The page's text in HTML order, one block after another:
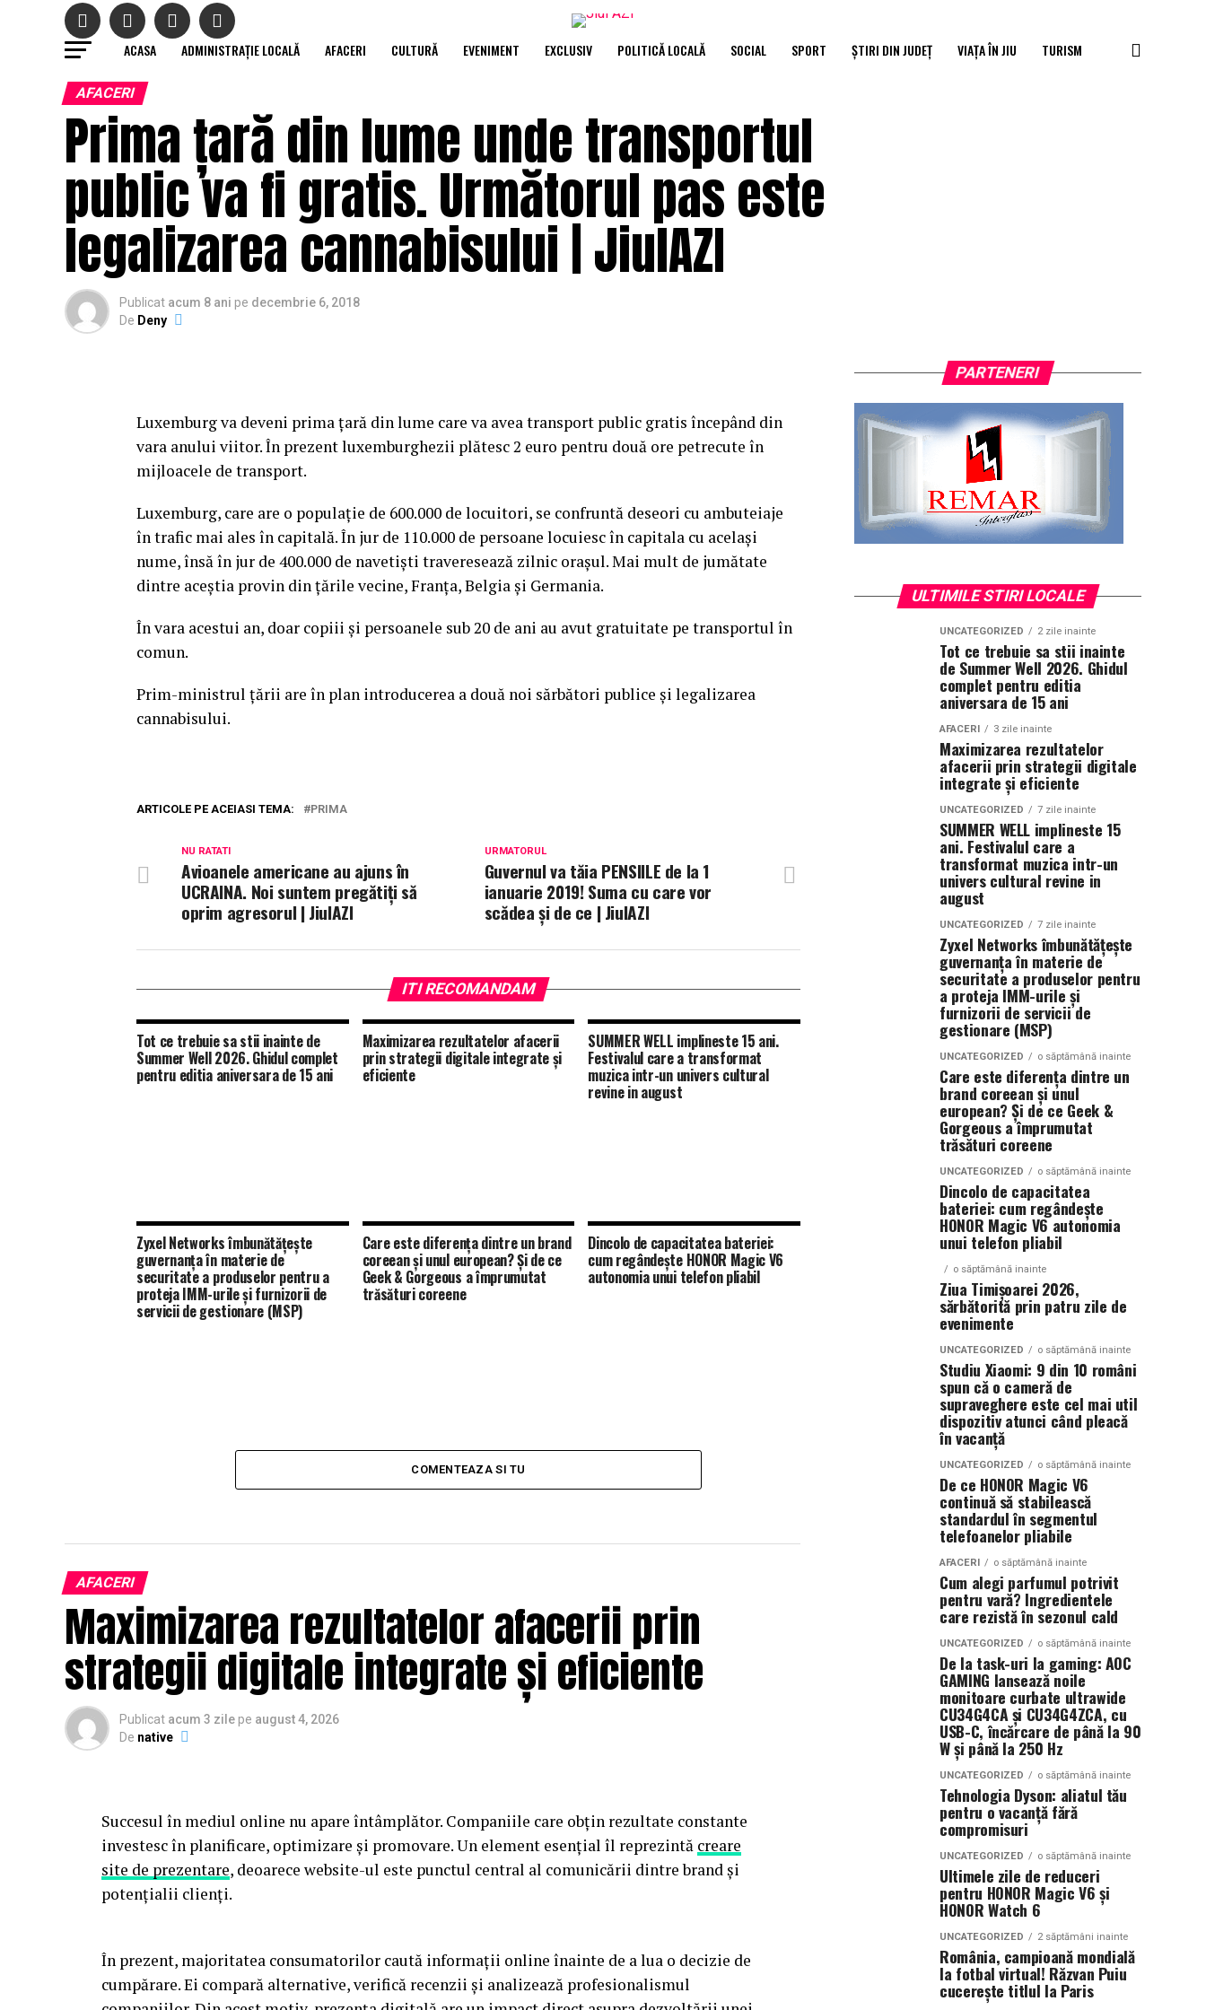
ACASA ADMINISTRAȚIE LOCALĂ AFACERI CULTURĂ EVENIMENT EXCLUSIV POLITICĂ LOCALĂ SOCIAL SPORT ȘTIRI DIN JUDEȚ VIAȚA ÎN JIU TURISM
AFACERI
Prima țară din lume unde transportul
public va fi gratis. Următorul pas este
legalizarea cannabisului | JiulAZI
Publicat acum 8 ani pe decembrie 6, 2018
De Deny
Luxemburg va deveni prima ţară din lume care va avea transport public gratis începând din
vara anului viitor. În prezent luxemburghezii plătesc 2 euro pentru două ore petrecute în
mijloacele de transport.
Luxemburg, care are o populaţie de 600.000 de locuitori, se confruntă deseori cu ambuteiaje
în trafic mai ales în capitală. În jur de 110.000 de persoane locuiesc în capitala cu acelaşi
nume, însă în jur de 400.000 de navetişti traveresează zilnic oraşul.Mai mult de jumătate
dintre aceştia provin din ţările vecine, Franţa, Belgia şi Germania.
În vara acestui an, doar copiii şi persoanele sub 20 de ani au avut gratuitate pe transportul în
comun.
Prim-ministrul ţării are în plan introducerea a două noi sărbători publice şi legalizarea
cannabisului.
ARTICOLE PE ACEIASI TEMA: PRIMA
URMATORUL
Guvernul va tăia PENSIILE de la 1
ianuarie 2019! Suma cu care vor
scădea și de ce | JiulAZI
NU RATATI
Avioanele americane au ajuns în
UCRAINA. Noi suntem pregătiţi să
oprim agresorul | JiulAZI
ITI RECOMANDAM
Tot ce trebuie sa stii inainte de
Summer Well 2026. Ghidul complet
pentru editia aniversara de 15 ani
Maximizarea rezultatelor afacerii
prin strategii digitale integrate și
eficiente
SUMMER WELL implineste 15 ani.
Festivalul care a transformat
muzica intr-un univers cultural
revine in august
Zyxel Networks îmbunătățește
guvernanța în materie de
securitate a produselor pentru a
proteja IMM-urile și furnizorii de
servicii de gestionare (MSP)
Care este diferența dintre un brand
coreean și unul european? Și de ce
Geek & Gorgeous a împrumutat
trăsături coreene
Dincolo de capacitatea bateriei:
cum regândește HONOR Magic V6
autonomia unui telefon pliabil
COMENTEAZA SI TU
AFACERI
Maximizarea rezultatelor afacerii prin
strategii digitale integrate și eficiente
Publicat acum 3 zile pe august 4, 2026
De native
Succesul în mediul online nu apare întâmplător. Companiile care obțin rezultate constante
investesc în planificare, optimizare și promovare. Un element esențial îl reprezintă creare
site de prezentare, deoarece website-ul este punctul central al comunicării dintre brand și
potențialii clienți.
În prezent, majoritatea consumatorilor caută informații online înainte de a lua o decizie de
cumpărare. Ei compară alternative, verifică recenzii și analizează profesionalismul
PARTENERI
ULTIMILE STIRI LOCALE
UNCATEGORIZED 2 zile inainte
Tot ce trebuie sa stii inainte
de Summer Well 2026. Ghidul
complet pentru editia
aniversara de 15 ani
AFACERI 3 zile inainte
Maximizarea rezultatelor
afacerii prin strategii digitale
integrate și eficiente
UNCATEGORIZED 7 zile inainte
SUMMER WELL implineste 15
ani. Festivalul care a
transformat muzica intr-un
univers cultural revine in
august
UNCATEGORIZED 7 zile inainte
Zyxel Networks îmbunătățește
guvernanța în materie de
securitate a produselor pentru
a proteja IMM-urile și
furnizorii de servicii de
gestionare (MSP)
UNCATEGORIZED o săptămână inainte
Care este diferența dintre un
brand coreean și unul
european? Și de ce Geek &
Gorgeous a împrumutat
trăsături coreene
UNCATEGORIZED o săptămână inainte
Dincolo de capacitatea
bateriei: cum regândește
HONOR Magic V6 autonomia
unui telefon pliabil
o săptămână inainte
Ziua Timișoarei 2026,
sărbătorită prin patru zile de
evenimente
UNCATEGORIZED o săptămână inainte
Studiu Xiaomi: 9 din 10 români
spun că o cameră de
supraveghere este cel mai util
dispozitiv atunci când pleacă
în vacanță
UNCATEGORIZED o săptămână inainte
De ce HONOR Magic V6
continuă să stabilească
standardul în segmentul
telefoanelor pliabile
AFACERI o săptămână inainte
Cum alegi parfumul potrivit
pentru vară? Ingredientele
care rezistă în sezonul cald
UNCATEGORIZED o săptămână inainte
De la task-uri la gaming: AOC
GAMING lansează noile
monitoare curbate ultrawide
CU34G4CA și CU34G4ZCA, cu
USB-C, încărcare de până la 90
W și până la 250 Hz
UNCATEGORIZED o săptămână inainte
Tehnologia Dyson: aliatul tău
pentru o vacanță fără
compromisuri
UNCATEGORIZED o săptămână inainte
Ultimele zile de reduceri
pentru HONOR Magic V6 și
HONOR Watch 6
UNCATEGORIZED 2 săptămâni inainte
România, campioană mondială
la fotbal virtual! Răzvan Puiu
cucerește titlul la Paris